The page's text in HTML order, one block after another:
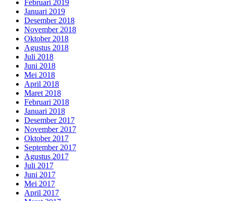
Februari 2019
Januari 2019
Desember 2018
November 2018
Oktober 2018
Agustus 2018
Juli 2018
Juni 2018
Mei 2018
April 2018
Maret 2018
Februari 2018
Januari 2018
Desember 2017
November 2017
Oktober 2017
September 2017
Agustus 2017
Juli 2017
Juni 2017
Mei 2017
April 2017